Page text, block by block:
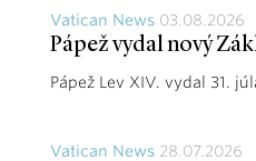
Vatican News 03.08.2026
Pápež vydal nový
Pápež Lev XIV. vydal 31.
Vatican News 28.07.2026